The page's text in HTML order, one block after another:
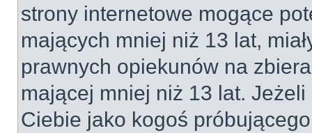
strony internetowe mogące
mających mniej niż 13 lat,
prawnych opiekunów na
mającej mniej niż 13 lat.
Ciebie jako kogoś